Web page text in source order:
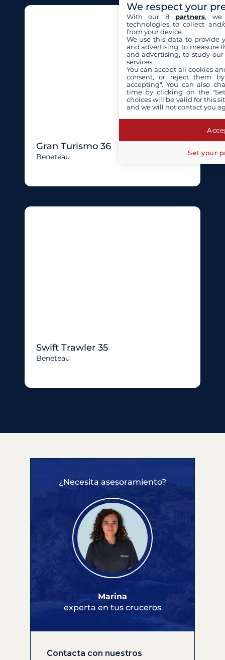
Gran Turismo 36
Beneteau
Swift Trawler 35
Beneteau
¿Necesita asesoramiento?
Marina
experta en tus cruceros
Contacta con nuestros
We respect your
With our 8 partners, we
technologies to collect
from your device.
We use this data to provide
and advertising, to measure
and advertising, to study
services.
You can accept all cookies
consent, or reject them
accepting". You can also
time by clicking on the
choices will be valid for this
and we will not contact you
Set your